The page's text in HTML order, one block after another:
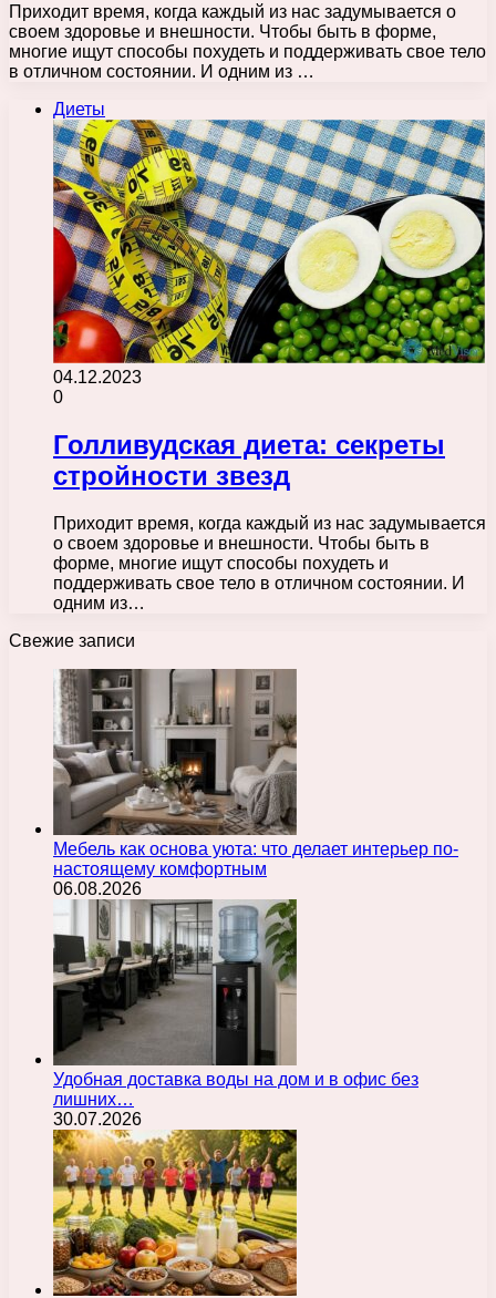
Приходит время, когда каждый из нас задумывается о
своем здоровье и внешности. Чтобы быть в форме,
многие ищут способы похудеть и поддерживать свое тело
в отличном состоянии. И одним из …
Диеты
04.12.2023
0
Голливудская диета: секреты
стройности звезд
Приходит время, когда каждый из нас задумывается
о своем здоровье и внешности. Чтобы быть в
форме, многие ищут способы похудеть и
поддерживать свое тело в отличном состоянии. И
одним из…
Свежие записи
Мебель как основа уюта: что делает интерьер по-
настоящему комфортным
06.08.2026
Удобная доставка воды на дом и в офис без
лишних…
30.07.2026